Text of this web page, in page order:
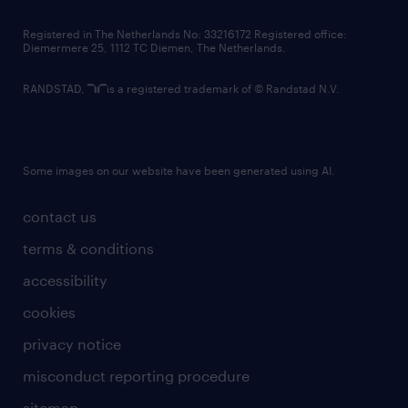
contact us
terms & conditions
accessibility
cookies
privacy notice
misconduct reporting procedure
Registered in The Netherlands No: 33216172 Registered office:
Diemermere 25, 1112 TC Diemen, The Netherlands.
RANDSTAD, is a registered trademark of © Randstad N.V.
Some images on our website have been generated using AI.